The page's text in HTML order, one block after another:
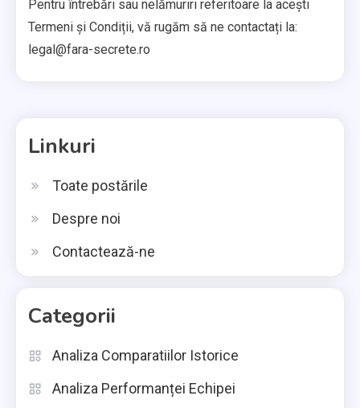
Pentru întrebări sau nelămuriri referitoare la acești
Termeni și Condiții, vă rugăm să ne contactați la:
legal@fara-secrete.ro
Linkuri
Toate postările
Despre noi
Contactează-ne
Categorii
Analiza Comparatiilor Istorice
Analiza Performanței Echipei